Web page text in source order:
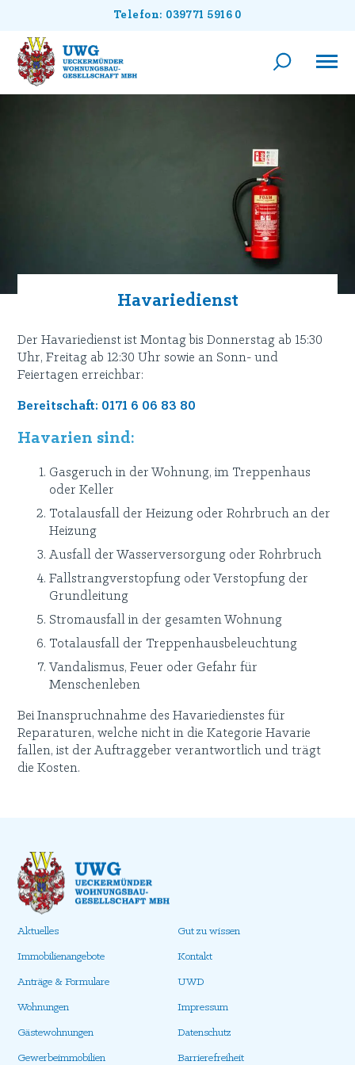
Telefon: 039771 5916 0
Havariedienst
Der Havariedienst ist Montag bis Donnerstag ab 15:30
Uhr, Freitag ab 12:30 Uhr sowie an Sonn- und
Feiertagen erreichbar:
Bereitschaft: 0171 6 06 83 80
Havarien sind:
Gasgeruch in der Wohnung, im Treppenhaus
oder Keller
Totalausfall der Heizung oder Rohrbruch an der
Heizung
Ausfall der Wasserversorgung oder Rohrbruch
Fallstrangverstopfung oder Verstopfung der
Grundleitung
Stromausfall in der gesamten Wohnung
Totalausfall der Treppenhausbeleuchtung
Vandalismus, Feuer oder Gefahr für
Menschenleben
Bei Inanspruchnahme des Havariedienstes für
Reparaturen, welche nicht in die Kategorie Havarie
fallen, ist der Auftraggeber verantwortlich und trägt
die Kosten.
Aktuelles
Immobilienangebote
Anträge & Formulare
Wohnungen
Gästewohnungen
Gewerbeimmobilien
Gut zu wissen
Kontakt
UWD
Impressum
Datenschutz
Barrierefreiheit